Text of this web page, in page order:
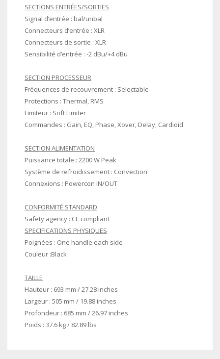
SECTIONS ENTRÉES/SORTIES
Signal d’entrée : bal/unbal
Connecteurs d’entrée : XLR
Connecteurs de sortie : XLR
Sensibilité d’entrée : -2 dBu/+4 dBu
SECTION PROCESSEUR
Fréquences de recouvrement : Selectable
Protections : Thermal, RMS
Limiteur : Soft Limiter
Commandes : Gain, EQ, Phase, Xover, Delay, Cardioid
SECTION ALIMENTATION
Puissance totale : 2200 W Peak
Système de refroidissement : Convection
Connexions : Powercon IN/OUT
CONFORMITÉ STANDARD
Safety agency : CE compliant
SPECIFICATIONS PHYSIQUES
Poignées : One handle each side
Couleur :Black
TAILLE
Hauteur : 693 mm / 27.28 inches
Largeur : 505 mm / 19.88 inches
Profondeur : 685 mm / 26.97 inches
Poids : 37.6 kg / 82.89 lbs